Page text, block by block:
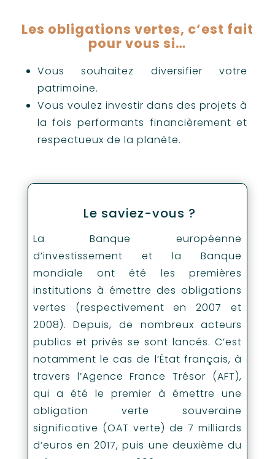
Les obligations vertes, c’est fait
pour vous si…
Vous souhaitez diversifier votre
patrimoine.
Vous voulez investir dans des projets à
la fois performants financièrement et
respectueux de la planète.
Le saviez-vous ?
La Banque européenne
d’investissement et la Banque
mondiale ont été les premières
institutions à émettre des obligations
vertes (respectivement en 2007 et
2008). Depuis, de nombreux acteurs
publics et privés se sont lancés. C’est
notamment le cas de l’État français, à
travers l’Agence France Trésor (AFT),
qui a été le premier à émettre une
obligation verte souveraine
significative (OAT verte) de 7 milliards
d’euros en 2017, puis une deuxième du